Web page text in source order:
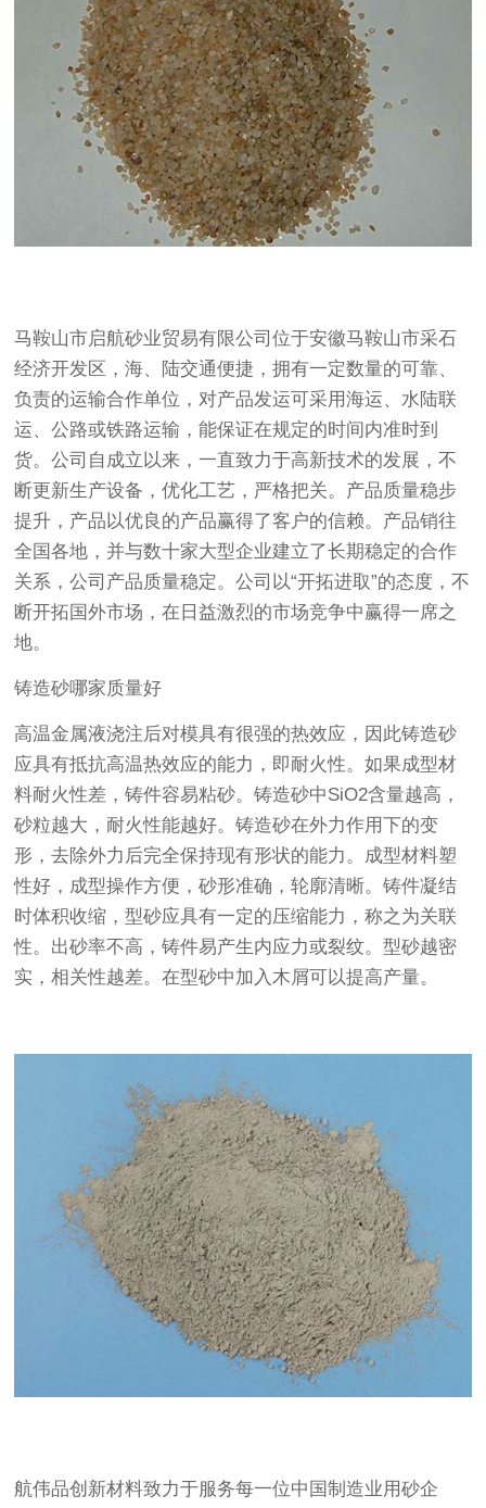
马鞍山市启航砂业贸易有限公司位于安徽马鞍山市采石
经济开发区，海、陆交通便捷，拥有一定数量的可靠、
负责的运输合作单位，对产品发运可采用海运、水陆联
运、公路或铁路运输，能保证在规定的时间内准时到
货。公司自成立以来，一直致力于高新技术的发展，不
断更新生产设备，优化工艺，严格把关。产品质量稳步
提升，产品以优良的产品赢得了客户的信赖。产品销往
全国各地，并与数十家大型企业建立了长期稳定的合作
关系，公司产品质量稳定。公司以“开拓进取”的态度，不
断开拓国外市场，在日益激烈的市场竞争中赢得一席之
地。
铸造砂哪家质量好
高温金属液浇注后对模具有很强的热效应，因此铸造砂
应具有抵抗高温热效应的能力，即耐火性。如果成型材
料耐火性差，铸件容易粘砂。铸造砂中SiO2含量越高，
砂粒越大，耐火性能越好。铸造砂在外力作用下的变
形，去除外力后完全保持现有形状的能力。成型材料塑
性好，成型操作方便，砂形准确，轮廓清晰。铸件凝结
时体积收缩，型砂应具有一定的压缩能力，称之为关联
性。出砂率不高，铸件易产生内应力或裂纹。型砂越密
实，相关性越差。在型砂中加入木屑可以提高产量。
航伟品创新材料致力于服务每一位中国制造业用砂企